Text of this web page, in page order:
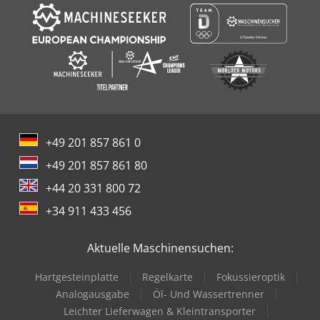
+49 201 857 861 0
+49 201 857 861 80
+44 20 331 800 72
+34 911 433 456
Aktuelle Maschinensuchen:
Hartgesteinplatte Regelkarte
Fokussieroptik
Analogausgabe
Öl- Und Wassertrenner
Leichter Lieferwagen & Kleintransporter